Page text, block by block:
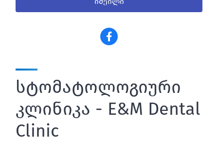
სტომატოლოგიური
კლინიკა - E&M Dental
Clinic